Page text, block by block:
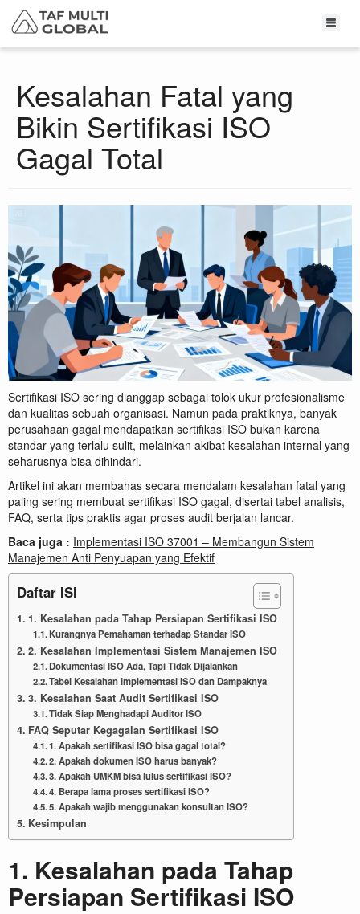
Kesalahan Fatal yang
Bikin Sertifikasi ISO
Gagal Total
Sertifikasi ISO sering dianggap sebagai tolok ukur profesionalisme
dan kualitas sebuah organisasi. Namun pada praktiknya, banyak
perusahaan gagal mendapatkan sertifikasi ISO bukan karena
standar yang terlalu sulit, melainkan akibat kesalahan internal yang
seharusnya bisa dihindari.
Artikel ini akan membahas secara mendalam kesalahan fatal yang
paling sering membuat sertifikasi ISO gagal, disertai tabel analisis,
FAQ, serta tips praktis agar proses audit berjalan lancar.
Baca juga : Implementasi ISO 37001 – Membangun Sistem
Manajemen Anti Penyuapan yang Efektif
Daftar ISI
1. Kesalahan pada Tahap Persiapan Sertifikasi ISO
Kurangnya Pemahaman terhadap Standar ISO
2. Kesalahan Implementasi Sistem Manajemen ISO
Dokumentasi ISO Ada, Tapi Tidak Dijalankan
Tabel Kesalahan Implementasi ISO dan Dampaknya
3. Kesalahan Saat Audit Sertifikasi ISO
Tidak Siap Menghadapi Auditor ISO
FAQ Seputar Kegagalan Sertifikasi ISO
1. Apakah sertifikasi ISO bisa gagal total?
2. Apakah dokumen ISO harus banyak?
3. Apakah UMKM bisa lulus sertifikasi ISO?
4. Berapa lama proses sertifikasi ISO?
5. Apakah wajib menggunakan konsultan ISO?
Kesimpulan
1. Kesalahan pada Tahap
Persiapan Sertifikasi ISO